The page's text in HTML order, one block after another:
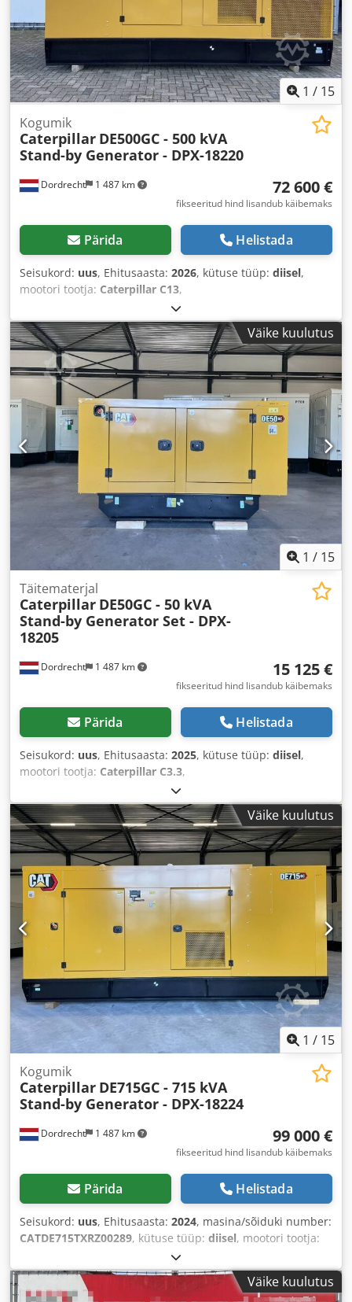
1 / 15
Dordrecht 1 487 km
Kogumik
Caterpillar DE500GC - 500 kVA
Stand-by Generator - DPX-18220
72 600 €
fikseeritud hind lisandub käibemaks
Pärida Helistada
Seisukord: uus, Ehitusaasta: 2026, kütuse tüüp: diisel,
mootori tootja: Caterpillar C13,
Väike kuulutus
1 / 15
Dordrecht 1 487 km
Täitematerjal
Caterpillar DE50GC - 50 kVA
Stand-by Generator Set - DPX-
18205
15 125 €
fikseeritud hind lisandub käibemaks
Pärida Helistada
Seisukord: uus, Ehitusaasta: 2025, kütuse tüüp: diisel,
mootori tootja: Caterpillar C3.3,
Väike kuulutus
1 / 15
Dordrecht 1 487 km
Kogumik
Caterpillar DE715GC - 715 kVA
Stand-by Generator - DPX-18224
99 000 €
fikseeritud hind lisandub käibemaks
Pärida Helistada
Seisukord: uus, Ehitusaasta: 2024, masina/sõiduki number:
CATDE715TXRZ00289, kütuse tüüp: diisel, mootori tootja:
Väike kuulutus